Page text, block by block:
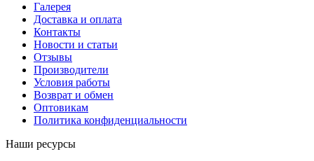
Галерея
Доставка и оплата
Контакты
Новости и статьи
Отзывы
Производители
Условия работы
Возврат и обмен
Оптовикам
Политика конфиденциальности
Наши ресурсы